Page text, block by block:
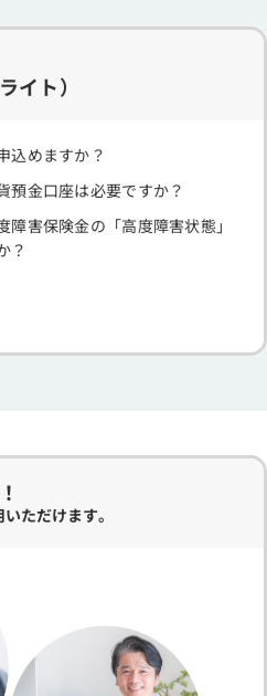
イト）
込めますか？
預金口座は必要ですか？
害保険金の「高度障害状態」
？
ただけます。